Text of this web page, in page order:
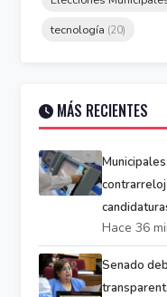
tecnología (20)
MÁS RECIENTES
contrarreloj
Hace 36
Senado